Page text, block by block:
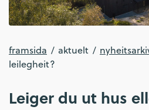
framsida aktuelt
leilegheit?
Leiger du ut hus